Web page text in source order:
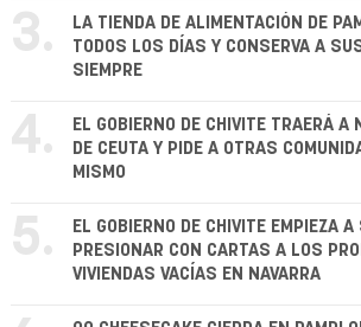
3.
LA TIENDA DE ALIMENTACIÓN DE
TODOS LOS DÍAS Y CONSERVA A
SIEMPRE
4.
EL GOBIERNO DE CHIVITE TRAERÁ A
DE CEUTA Y PIDE A OTRAS
MISMO
5.
EL GOBIERNO DE CHIVITE EMPIEZA
PRESIONAR CON CARTAS A LOS
VIVIENDAS VACÍAS EN NAVARRA